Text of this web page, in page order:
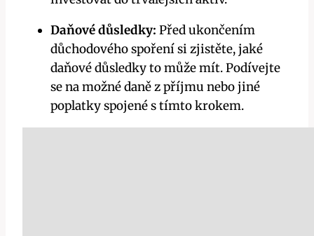
Daňové důsledky: Před ukončením
důchodového spoření si zjistěte, jaké
daňové důsledky to může mít. Podívejte
se na možné daně z příjmu nebo jiné
poplatky spojené s tímto krokem.